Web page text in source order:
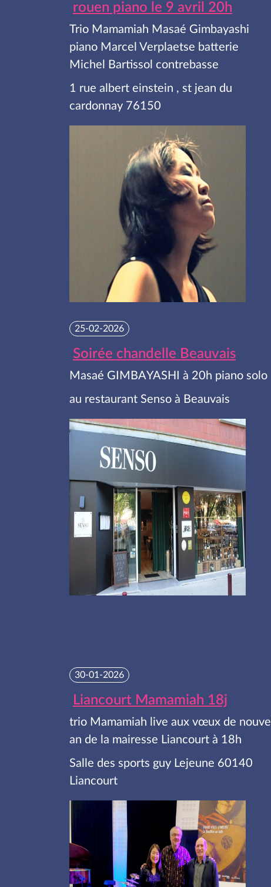
rouen piano le 9 avril 20h
Trio Mamamiah Masaé Gimbayashi
piano Marcel Verplaetse batterie
Michel Bartissol contrebasse
1 rue albert einstein , st jean du
cardonnay 76150
25-02-2026
Soirée chandelle Beauvais
Masaé GIMBAYASHI à 20h piano solo
au restaurant Senso à Beauvais
30-01-2026
Liancourt Mamamiah 18j
trio Mamamiah live aux vœux de nouvel
an de la mairesse Liancourt à 18h
Salle des sports guy Lejeune 60140
Liancourt